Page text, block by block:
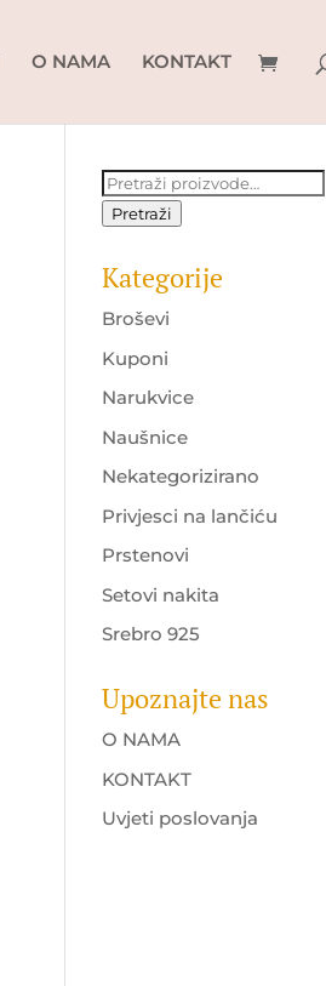
O NAMA KONTAKT
Pretraži:
Pretraži
Kategorije
Broševi
Kuponi
Narukvice
Naušnice
Nekategorizirano
Privjesci na lančiću
Prstenovi
Setovi nakita
Srebro 925
Upoznajte nas
O NAMA
KONTAKT
Uvjeti poslovanja